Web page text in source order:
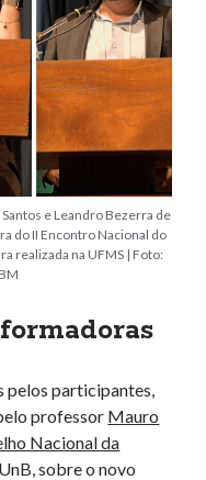
e Leandro Bezerra de
do II Encontro Nacional do
realizada na UFMS | Foto:
pelos participantes,
professor Mauro
Nacional da
sobre o novo